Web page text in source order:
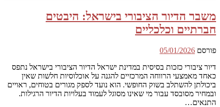
משבר הדיור הציבורי בישראל: היבטים
חברתיים וכלכליים
פורסם 05/01/2026
דיור ציבורי כזכות בסיסית במדינת ישראל הדיור הציבורי בישראל נתפס
כאחד מאמצעי הרווחה המרכזיים להגנה על אוכלוסיות חלשות שאין
ביכולתן להשתלב בשוק החופשי. הוא נועד לספק מגורים בטוחים, ראויים
ובמחיר מסובסד עבור מי שאינו מסוגל לעמוד בעלויות הדיור הרגילות.
התנאים…